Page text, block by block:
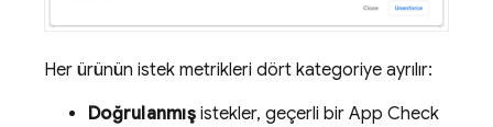
Her ürünün istek metrikleri dört kategoriye ayrılır:
Doğrulanmışistekler, geçerli bir App Check